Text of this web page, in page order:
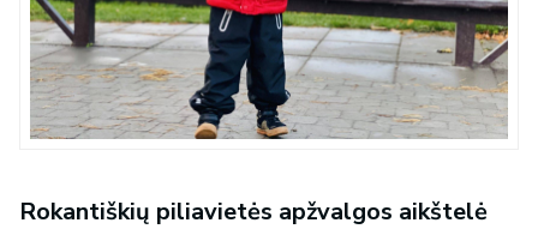
Rokantiškių piliavietės apžvalgos aikštelė